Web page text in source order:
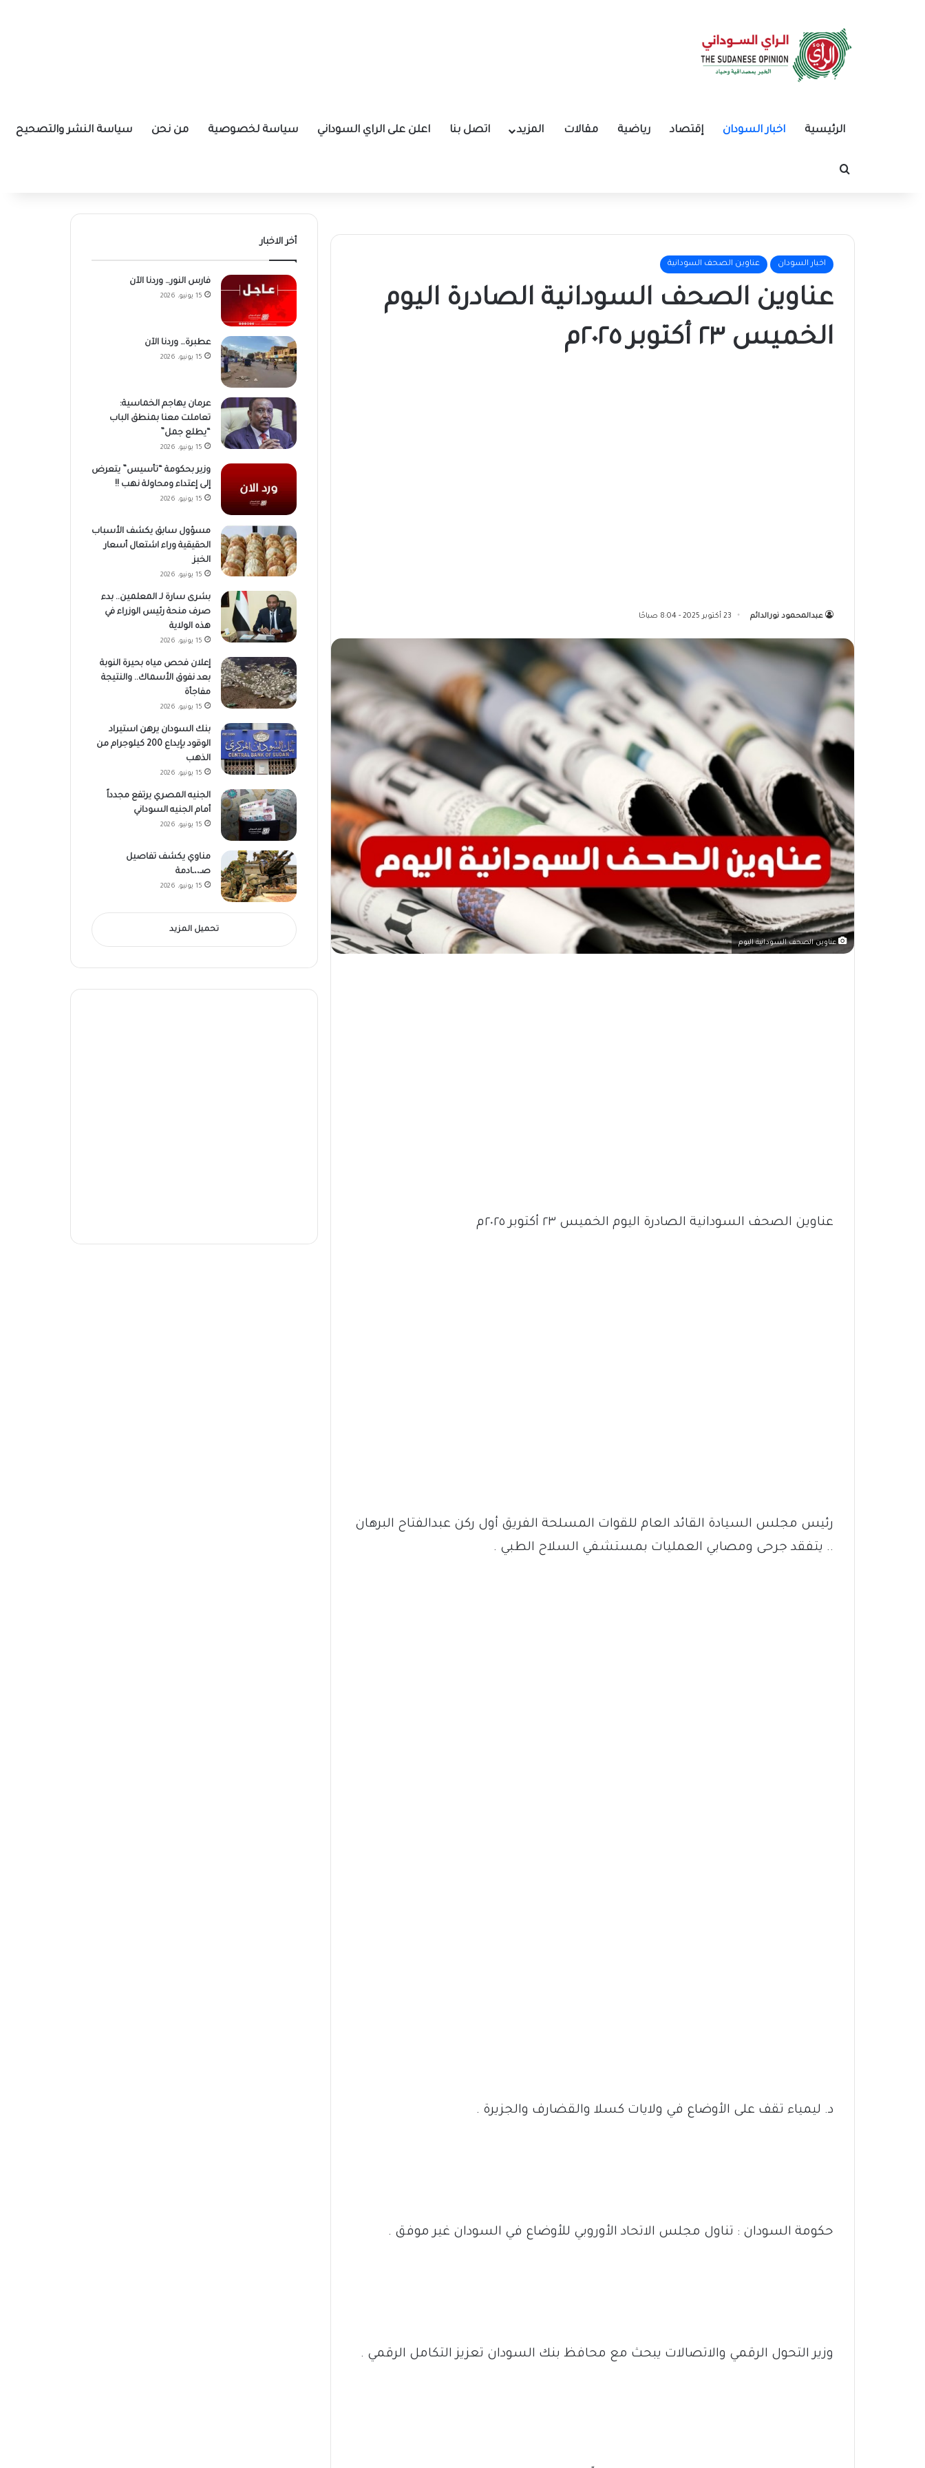
الرئيسية اخبار السودان إقتصاد رياضية مقالات المزيد اتصل بنا اعلن على الراي السوداني سياسة لخصوصية من نحن سياسة النشر والتصحيح
بحث عن
اخبار السودان عناوين الصحف السودانية
عناوين الصحف السودانية الصادرة اليوم
الخميس ٢٣ أكتوبر ٢٠٢٥م
عبدالمحمود نورالدائم 23 أكتوبر 2025 - 8:04 صباحًا
عناوين الصحف السودانية اليوم
عناوين الصحف السودانية الصادرة اليوم الخميس ٢٣ أكتوبر ٢٠٢٥م
رئيس مجلس السيادة القائد العام للقوات المسلحة الفريق أول ركن عبدالفتاح البرهان
.. يتفقد جرحى ومصابي العمليات بمستشفي السلاح الطبي .
د. ليمياء تقف على الأوضاع في ولايات كسلا والقضارف والجزيرة .
حكومة السودان : تناول مجلس الاتحاد الأوروبي للأوضاع في السودان غير موفق .
وزير التحول الرقمي والاتصالات يبحث مع محافظ بنك السودان تعزيز التكامل الرقمي .
أخر الاخبار
فارس النور… وردنا الآن
15 يونيو، 2026
عطبرة… وردنا الآن
15 يونيو، 2026
عرمان يهاجم الخماسية:
تعاملت معنا بمنطق الباب
“يطلع جمل”
15 يونيو، 2026
وزير بحكومة “تأسيس” يتعرض
إلى إعتداء ومحاولة نهب !!
15 يونيو، 2026
مسؤول سابق يكشف الأسباب
الحقيقية وراء اشتعال أسعار
الخبز
15 يونيو، 2026
بشرى سارة لـ المعلمين.. بدء
صرف منحة رئيس الوزراء في
هذه الولاية
15 يونيو، 2026
إعلان فحص مياه بحيرة النوبة
بعد نفوق الأسماك.. والنتيجة
مفاجأة
15 يونيو، 2026
بنك السودان يرهن استيراد
الوقود بإيداع 200 كيلوجرام من
الذهب
15 يونيو، 2026
الجنيه المصري يرتفع مجدداً
أمام الجنيه السوداني
15 يونيو، 2026
مناوي يكشف تفاصيل
صـ،،ـادمة
15 يونيو، 2026
تحميل المزيد